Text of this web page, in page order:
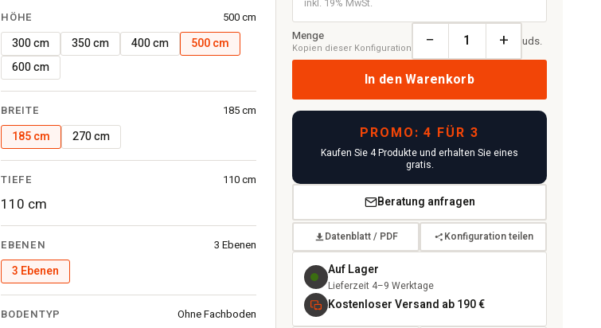
·
3
Ebenen
·
Verzinktes
Gitter
HÖHE 500 cm
300 cm 350 cm 400 cm
500 cm
600 cm
BREITE 185 cm
185 cm 270 cm
TIEFE 110 cm
110 cm
EBENEN 3 Ebenen
3 Ebenen
BODENTYP Ohne Fachboden
inkl. 19% MwSt.
Menge
Kopien dieser Konfiguration − + uds.
In den Warenkorb
PROMO: 4 FÜR 3
Kaufen Sie 4 Produkte und erhalten Sie eines
gratis.
Beratung anfragen
Datenblatt / PDF Konfiguration teilen
Auf Lager
Lieferzeit 4–9 Werktage
Kostenloser Versand ab 190 €